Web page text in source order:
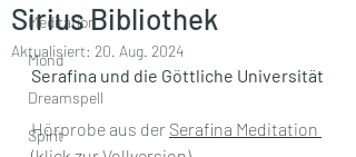
Meditation
Mond
Dreamspell
Spirit
Sirius Bibliothek
Aktualisiert: 20. Aug. 2024
Serafina und die Göttliche Universität
Hörprobe aus der Serafina Meditation